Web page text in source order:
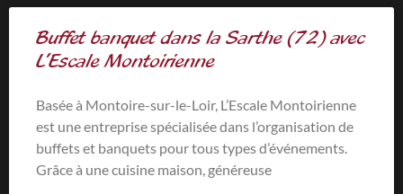
Buffet banquet dans la Sarthe (72) avec
L’Escale Montoirienne
Basée à Montoire-sur-le-Loir, L’Escale Montoirienne
est une entreprise spécialisée dans l’organisation de
buffets et banquets pour tous types d’événements.
Grâce à une cuisine maison, généreuse